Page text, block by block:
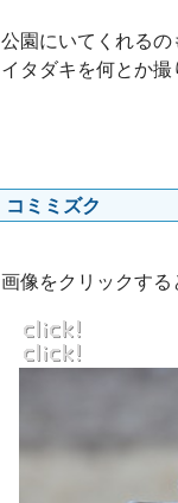
公園にいてくれるの
イタダキを何とか撮
コミミズク
画像をクリックする